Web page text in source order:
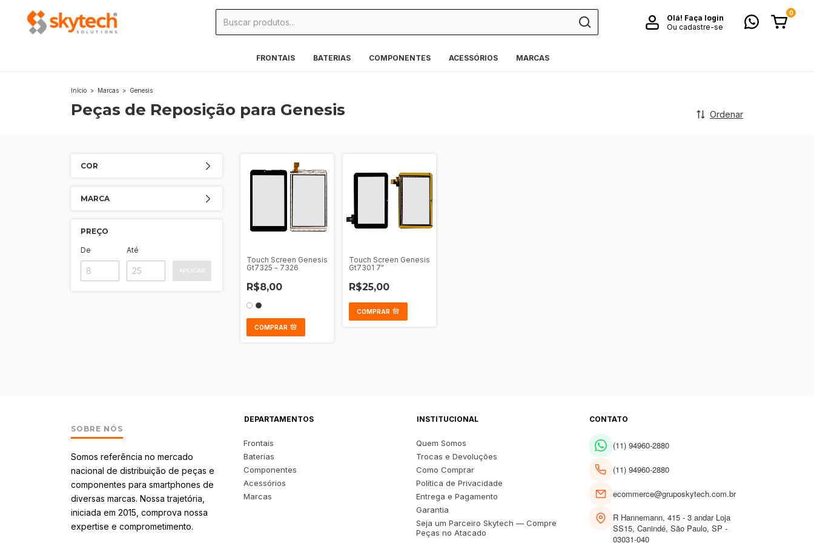
Olá! Faça login
Ou cadastre-se
0
FRONTAIS BATERIAS COMPONENTES ACESSÓRIOS MARCAS
Início > Marcas > Genesis
Peças de Reposição para Genesis Ordenar
COR
MARCA
PREÇO
De Até
Touch Screen Genesis
Gt7325 - 7326
R$8,00
COMPRAR
Touch Screen Genesis
Gt7301 7"
R$25,00
COMPRAR
SOBRE NÓS
Somos referência no mercado
nacional de distribuição de peças e
componentes para smartphones de
diversas marcas. Nossa trajetória,
iniciada em 2015, comprova nossa
expertise e comprometimento.
DEPARTAMENTOS
Frontais
Baterias
Componentes
Acessórios
Marcas
INSTITUCIONAL
Quem Somos
Trocas e Devoluções
Como Comprar
Política de Privacidade
Entrega e Pagamento
Garantia
Seja um Parceiro Skytech — Compre
Peças no Atacado
CONTATO
(11) 94960-2880
(11) 94960-2880
ecommerce@gruposkytech.com.br
R Hannemann, 415 - 3 andar Loja
SS15, Canindé, São Paulo, SP -
03031-040